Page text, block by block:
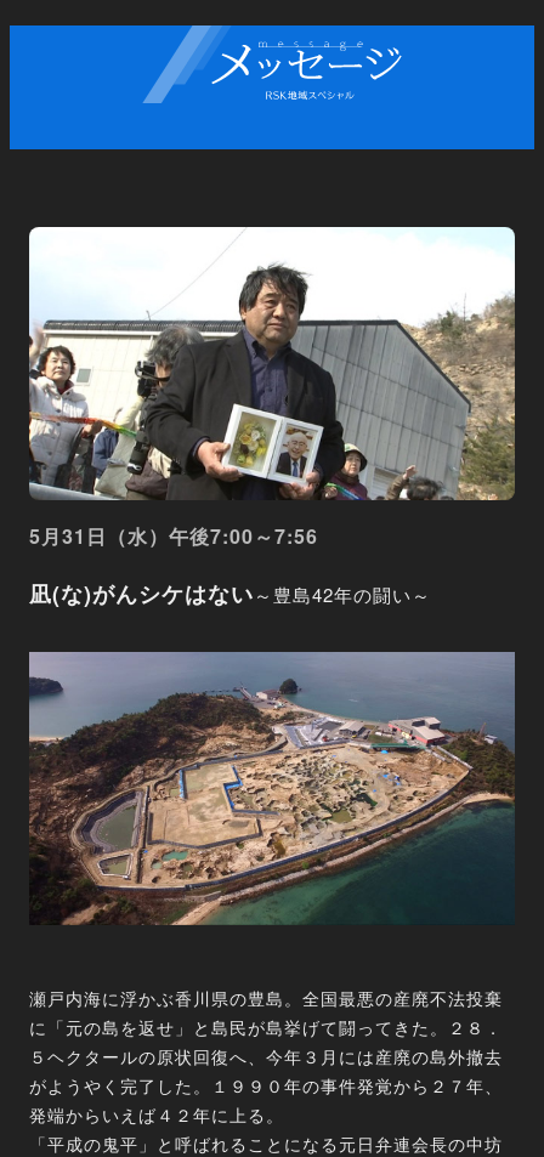
5月31日（水）午後7:00～7:56
凪(な)がんシケはない～豊島42年の闘い～
瀬戸内海に浮かぶ香川県の豊島。全国最悪の産廃不法投棄
に「元の島を返せ」と島民が島挙げて闘ってきた。２８．
５ヘクタールの原状回復へ、今年３月には産廃の島外撤去
がようやく完了した。１９９０年の事件発覚から２７年、
発端からいえば４２年に上る。
「平成の鬼平」と呼ばれることになる元日弁連会長の中坊